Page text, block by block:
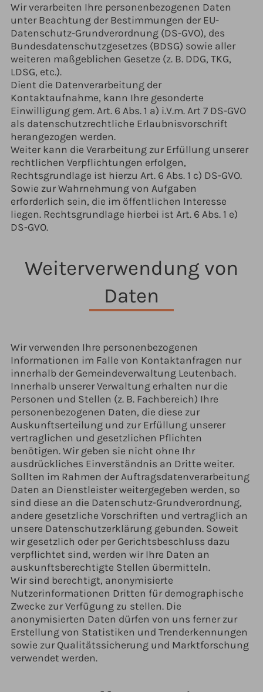
Wir verarbeiten Ihre personenbezogenen Daten
unter Beachtung der Bestimmungen der EU-
Datenschutz-Grundverordnung (DS-GVO), des
Bundesdatenschutzgesetzes (BDSG) sowie aller
weiteren maßgeblichen Gesetze (z. B. DDG, TKG,
LDSG, etc.).
Dient die Datenverarbeitung der
Kontaktaufnahme, kann Ihre gesonderte
Einwilligung gem. Art. 6 Abs. 1 a) i.V.m. Art 7 DS-GVO
als datenschutzrechtliche Erlaubnisvorschrift
herangezogen werden.
Weiter kann die Verarbeitung zur Erfüllung unserer
rechtlichen Verpflichtungen erfolgen,
Rechtsgrundlage ist hierzu Art. 6 Abs. 1 c) DS-GVO.
Sowie zur Wahrnehmung von Aufgaben
erforderlich sein, die im öffentlichen Interesse
liegen. Rechtsgrundlage hierbei ist Art. 6 Abs. 1 e)
DS-GVO.
Weiterverwendung von
Daten
Wir verwenden Ihre personenbezogenen
Informationen im Falle von Kontaktanfragen nur
innerhalb der Gemeindeverwaltung Leutenbach.
Innerhalb unserer Verwaltung erhalten nur die
Personen und Stellen (z. B. Fachbereich) Ihre
personenbezogenen Daten, die diese zur
Auskunftserteilung und zur Erfüllung unserer
vertraglichen und gesetzlichen Pflichten
benötigen. Wir geben sie nicht ohne Ihr
ausdrückliches Einverständnis an Dritte weiter.
Sollten im Rahmen der Auftragsdatenverarbeitung
Daten an Dienstleister weitergegeben werden, so
sind diese an die Datenschutz-Grundverordnung,
andere gesetzliche Vorschriften und vertraglich an
unsere Datenschutzerklärung gebunden. Soweit
wir gesetzlich oder per Gerichtsbeschluss dazu
verpflichtet sind, werden wir Ihre Daten an
auskunftsberechtigte Stellen übermitteln.
Wir sind berechtigt, anonymisierte
Nutzerinformationen Dritten für demographische
Zwecke zur Verfügung zu stellen. Die
anonymisierten Daten dürfen von uns ferner zur
Erstellung von Statistiken und Trenderkennungen
sowie zur Qualitätssicherung und Marktforschung
verwendet werden.